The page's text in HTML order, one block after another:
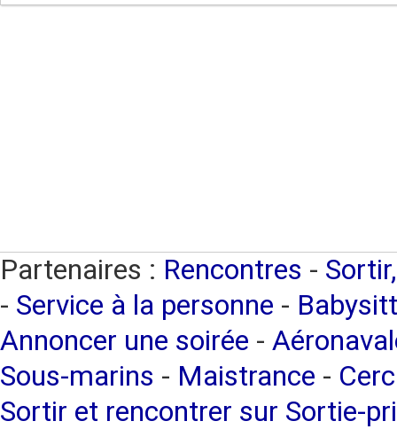
Partenaires : Rencontres -
- Service à la personne -
Annoncer une soirée -
Sous-marins - Maistrance -
Sortir et rencontrer sur Sortie-